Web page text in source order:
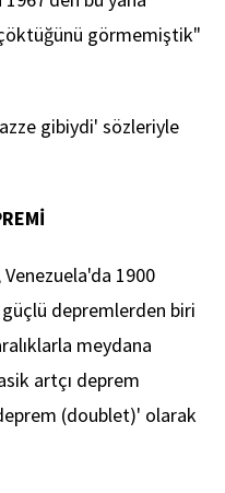
görmemiştik"
gibiydi' sözleriyle
1900
güçlü depremlerden biri
meydana
artçı deprem
(doublet)' olarak